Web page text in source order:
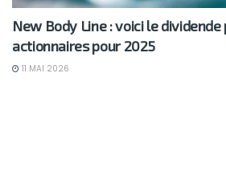
New Body Line : voici le dividende
actionnaires pour 2025
11 MAI 2026